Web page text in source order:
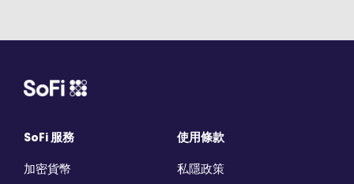
SoFi 服務
加密貨幣
使用條款
私隱政策